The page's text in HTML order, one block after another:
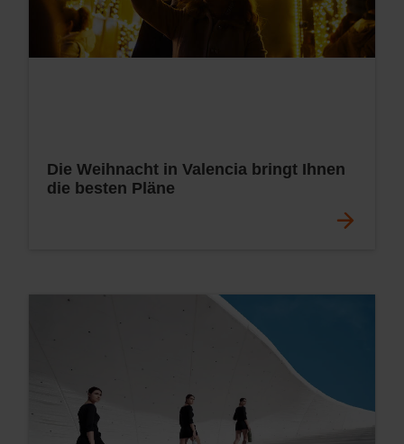
Die Weihnacht in Valencia bringt Ihnen
die besten Pläne